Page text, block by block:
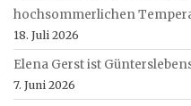
hochsommerlichen
18. Juli 2026
Elena Gerst ist
7. Juni 2026